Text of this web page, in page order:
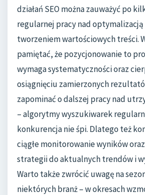
działań SEO można zauważyć po
regularnej pracy nad
tworzeniem wartościowych treści.
pamiętać, że pozycjonowanie to
wymaga systematyczności oraz
osiągnięciu zamierzonych
zapominać o dalszej pracy nad
– algorytmy wyszukiwarek
konkurencja nie śpi. Dlatego też
ciągłe monitorowanie wyników
strategii do aktualnych trendów i
Warto także zwrócić uwagę na
niektórych branż – w okresach